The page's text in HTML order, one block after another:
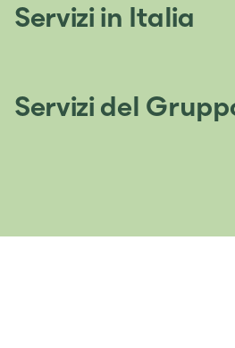
Servizi in Italia
Servizi del